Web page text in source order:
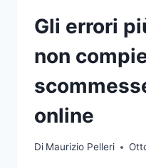
PULIZIA
DELLE
DA
Gli errori
non
online
Di Maurizio Pelleri